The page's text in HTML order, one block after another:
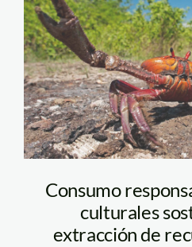
Cangrejo
WHW9866
Consumo
culturales
extracción de